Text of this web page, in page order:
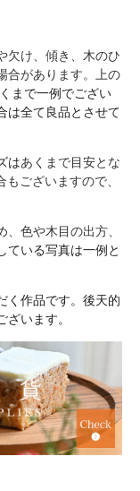
欠け、傾き、木のひ
合があります。上の
まで一例でござい
は全て良品とさせて
はあくまで目安とな
ございますので、
色や木目の出方、
ている写真は一例と
く作品です。後天的
います。